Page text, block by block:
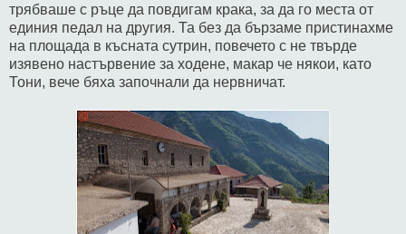
трябваше с ръце да повдигам крака, за да го места от
единия педал на другия. Та без да бързаме пристинахме
на площада в късната сутрин, повечето с не твърде
изявено настървение за ходене, макар че някои, като
Тони, вече бяха започнали да нервничат.